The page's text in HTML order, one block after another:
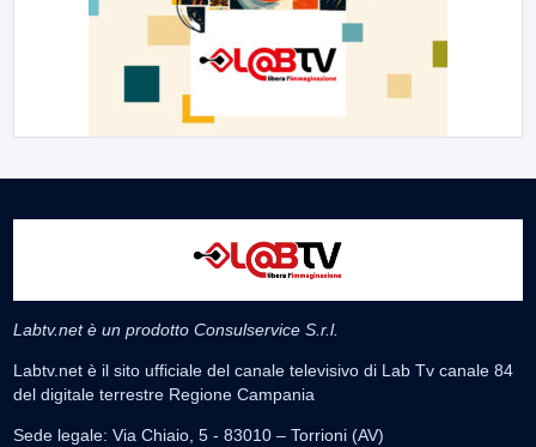
Labtv.net è un prodotto Consulservice S.r.l.
Labtv.net è il sito ufficiale del canale televisivo di Lab Tv canale 84
del digitale terrestre Regione Campania
Sede legale: Via Chiaio, 5 - 83010 – Torrioni (AV)